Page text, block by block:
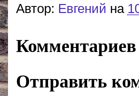
Автор: Евгений на
Отправить